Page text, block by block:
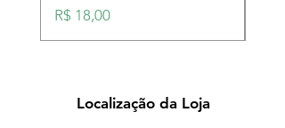
Preço
R$ 18,00
Localização da Loja